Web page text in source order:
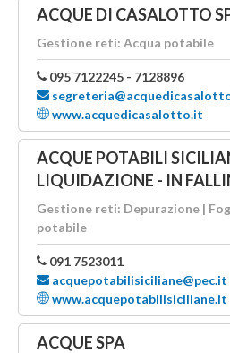
ACQUE DI CASALOTTO
Gestione reti: Acqua potabile
095 7122245 - 7128896
www.acquedicasalotto.it
ACQUE POTABILI
LIQUIDAZIONE - IN
Gestione reti: Depurazione |
potabile
091 7523011
acquepotabilisiciliane@pec.it
www.acquepotabilisiciliane.it
ACQUE SPA